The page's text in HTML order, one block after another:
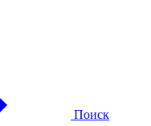
Поиск